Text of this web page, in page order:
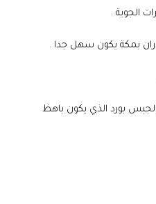
الجوية .
بمكة يكون سهل جدا .
بالجبس بورد الذي يكون باهظ